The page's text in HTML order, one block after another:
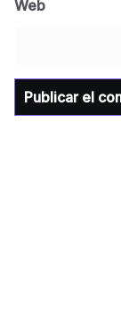
Web
para la